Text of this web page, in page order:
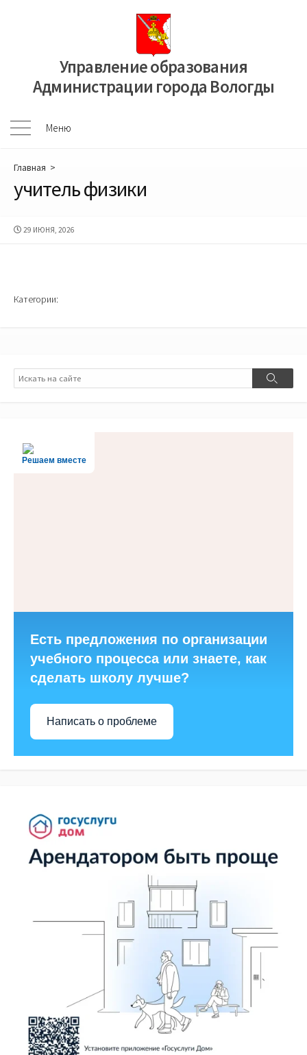
Управление образования
Администрации города Вологды
Меню
Меню
Главная >
учитель физики
ДАТА
29 ИЮНЯ, 2026
Категории:
Поиск
Поиск
Решаем вместе
Есть предложения по организации
учебного процесса или знаете, как
сделать школу лучше?
Написать о проблеме